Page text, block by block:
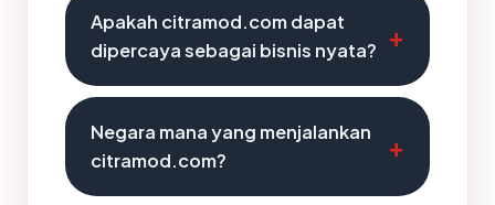
Apakah citramod.com dapat
dipercaya sebagai bisnis nyata?
Negara mana yang menjalankan
citramod.com?